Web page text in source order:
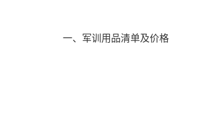
一、军训用品清单及价格